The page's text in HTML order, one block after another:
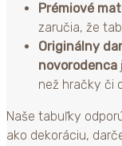
Prémiové
zaručia, že
Originálny
novorodenca
než hračky či
Naše tabuľky
ako dekoráciu,